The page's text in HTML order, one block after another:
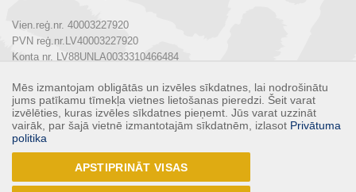
Vien.reģ.nr. 40003227920
PVN reģ.nr.LV40003227920
Konta nr. LV88UNLA0033310466484
Tālrunis: + 371 67 803 700
E-pasts: info@intrac.lv
KONTAKTI
Seko mums
Mēs izmantojam obligātās un izvēles sīkdatnes, lai nodrošinātu
jums patīkamu tīmekļa vietnes lietošanas pieredzi. Šeit varat
izvēlēties, kuras izvēles sīkdatnes pieņemt. Jūs varat uzzināt
vairāk, par šajā vietnē izmantotajām sīkdatnēm, izlasot Privātuma
politika
APSTIPRINĀT VISAS